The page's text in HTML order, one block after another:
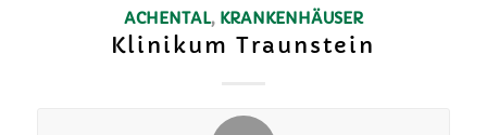
ACHENTAL, KRANKENHÄUSER
Klinikum Traunstein